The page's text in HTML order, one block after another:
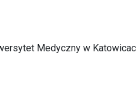
Medyczny w